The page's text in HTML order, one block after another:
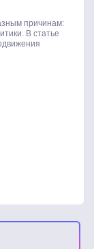
причинам:
В статье